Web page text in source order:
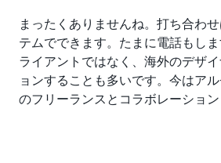
まったくありませんね。打ち合わ
テムでできます。たまに電話もし
ライアントではなく、海外のデザ
ョンすることも多いです。今はア
のフリーランスとコラボレーション